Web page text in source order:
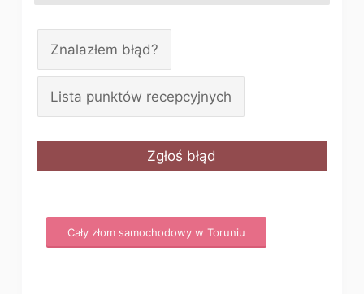
Znalazłem błąd?
Lista punktów recepcyjnych
Zgłoś błąd
Cały złom samochodowy w Toruniu